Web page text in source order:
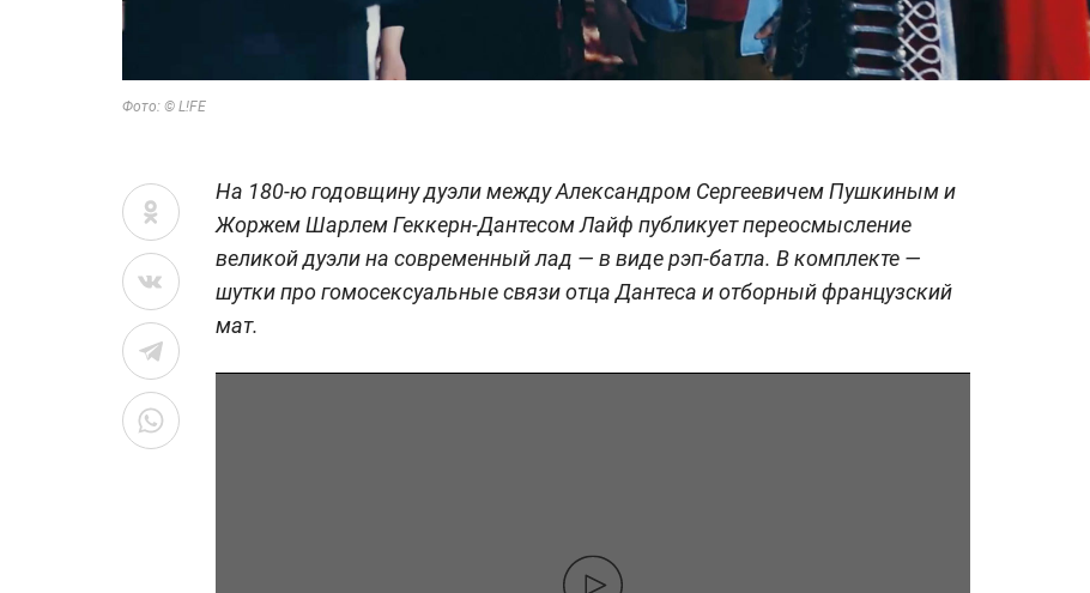
Фото: © L!FE
На 180-ю годовщину дуэли между Александром Сергеевичем Пушкиным и
Жоржем Шарлем Геккерн-Дантесом Лайф публикует переосмысление
великой дуэли на современный лад — в виде рэп-батла. В комплекте —
шутки про гомосексуальные связи отца Дантеса и отборный французский
мат.